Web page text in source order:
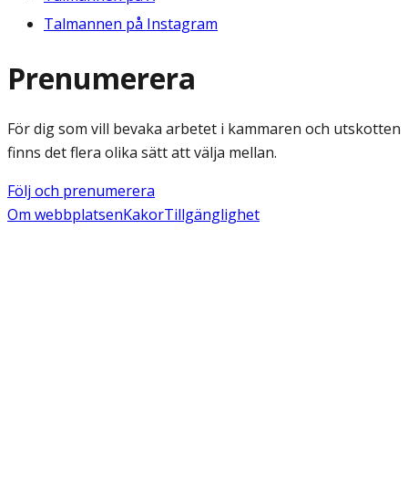
Talmannen på Instagram
Prenumerera
För dig som vill bevaka arbetet i kammaren och utskotten
finns det flera olika sätt att välja mellan.
Följ och prenumerera
Om webbplatsenKakorTillgänglighet